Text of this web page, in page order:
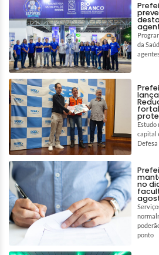
da
Estudo
capital
Defesa
no
ponto